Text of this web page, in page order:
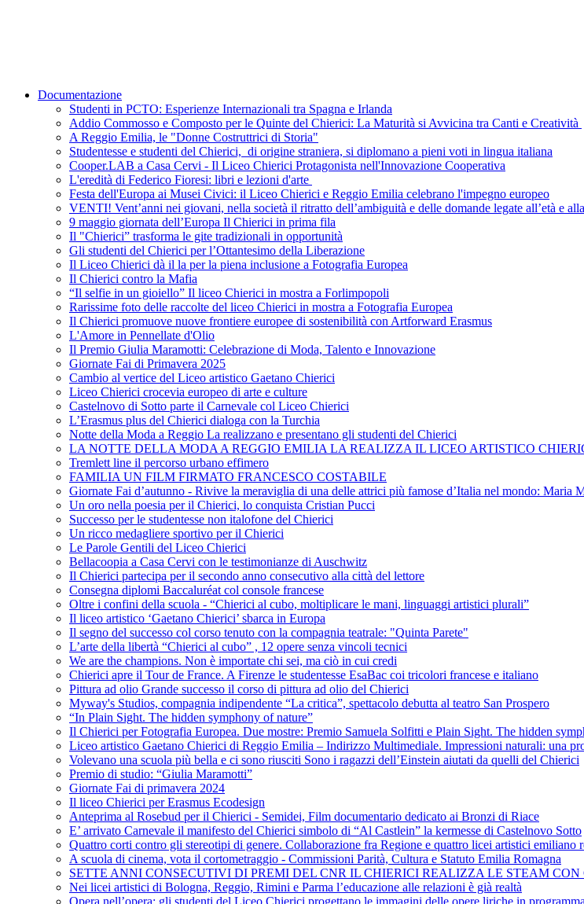
Documentazione
Studenti in PCTO: Esperienze Internazionali tra Spagna e Irlanda
Addio Commosso e Composto per le Quinte del Chierici: La Maturità si Avvicina tra Canti e Creatività
A Reggio Emilia, le "Donne Costruttrici di Storia"
Studentesse e studenti del Chierici, di origine straniera, si diplomano a pieni voti in lingua italiana
Cooper.LAB a Casa Cervi - Il Liceo Chierici Protagonista nell'Innovazione Cooperativa
L'eredità di Federico Fioresi: libri e lezioni d'arte
Festa dell'Europa ai Musei Civici: il Liceo Chierici e Reggio Emilia celebrano l'impegno europeo
VENTI! Vent’anni nei giovani, nella società il ritratto dell’ambiguità e delle domande legate all’età e
9 maggio giornata dell’Europa Il Chierici in prima fila
Il "Chierici” trasforma le gite tradizionali in opportunità
Gli studenti del Chierici per l’Ottantesimo della Liberazione
Il Liceo Chierici dà il la per la piena inclusione a Fotografia Europea
Il Chierici contro la Mafia
“Il selfie in un gioiello” Il liceo Chierici in mostra a Forlimpopoli
Rarissime foto delle raccolte del liceo Chierici in mostra a Fotografia Europea
Il Chierici promuove nuove frontiere europee di sostenibilità con Artforward Erasmus
L'Amore in Pennellate d'Olio
Il Premio Giulia Maramotti: Celebrazione di Moda, Talento e Innovazione
Giornate Fai di Primavera 2025
Cambio al vertice del Liceo artistico Gaetano Chierici
Liceo Chierici crocevia europeo di arte e culture
Castelnovo di Sotto parte il Carnevale col Liceo Chierici
L’Erasmus plus del Chierici dialoga con la Turchia
Notte della Moda a Reggio La realizzano e presentano gli studenti del Chierici
LA NOTTE DELLA MODA A REGGIO EMILIA LA REALIZZA IL LICEO ARTISTICO
Tremlett line il percorso urbano effimero
FAMILIA UN FILM FIRMATO FRANCESCO COSTABILE
Giornate Fai d’autunno - Rivive la meraviglia di una delle attrici più famose d’Italia nel mondo: Maria
Un oro nella poesia per il Chierici, lo conquista Cristian Pucci
Successo per le studentesse non italofone del Chierici
Un ricco medagliere sportivo per il Chierici
Le Parole Gentili del Liceo Chierici
Bellacoopia a Casa Cervi con le testimonianze di Auschwitz
Il Chierici partecipa per il secondo anno consecutivo alla città del lettore
Consegna diplomi Baccaluréat col console francese
Oltre i confini della scuola - “Chierici al cubo, moltiplicare le mani, linguaggi artistici plurali”
Il liceo artistico ‘Gaetano Chierici’ sbarca in Europa
Il segno del successo col corso tenuto con la compagnia teatrale: "Quinta Parete"
L’arte della libertà “Chierici al cubo” , 12 opere senza vincoli tecnici
We are the champions. Non è importate chi sei, ma ciò in cui credi
Chierici apre il Tour de France. A Firenze le studentesse EsaBac coi tricolori francese e italiano
Pittura ad olio Grande successo il corso di pittura ad olio del Chierici
Myway's Studios, compagnia indipendente “La critica”, spettacolo debutta al teatro San Prospero
“In Plain Sight. The hidden symphony of nature”
Il Chierici per Fotografia Europea. Due mostre: Premio Samuela Solfitti e Plain Sight. The hidden
Liceo artistico Gaetano Chierici di Reggio Emilia – Indirizzo Multimediale. Impressioni naturali: una
Volevano una scuola più bella e ci sono riusciti Sono i ragazzi dell’Einstein aiutati da quelli del Chierici
Premio di studio: “Giulia Maramotti”
Giornate Fai di primavera 2024
Il liceo Chierici per Erasmus Ecodesign
Anteprima al Rosebud per il Chierici - Semidei, Film documentario dedicato ai Bronzi di Riace
E’ arrivato Carnevale il manifesto del Chierici simbolo di “Al Castlein” la kermesse di Castelnovo Sotto
Quattro corti contro gli stereotipi di genere. Collaborazione fra Regione e quattro licei artistici emiliano
A scuola di cinema, vota il cortometraggio - Commissioni Parità, Cultura e Statuto Emilia Romagna
SETTE ANNI CONSECUTIVI DI PREMI DEL CNR IL CHIERICI REALIZZA LE STEAM
Nei licei artistici di Bologna, Reggio, Rimini e Parma l’educazione alle relazioni è già realtà